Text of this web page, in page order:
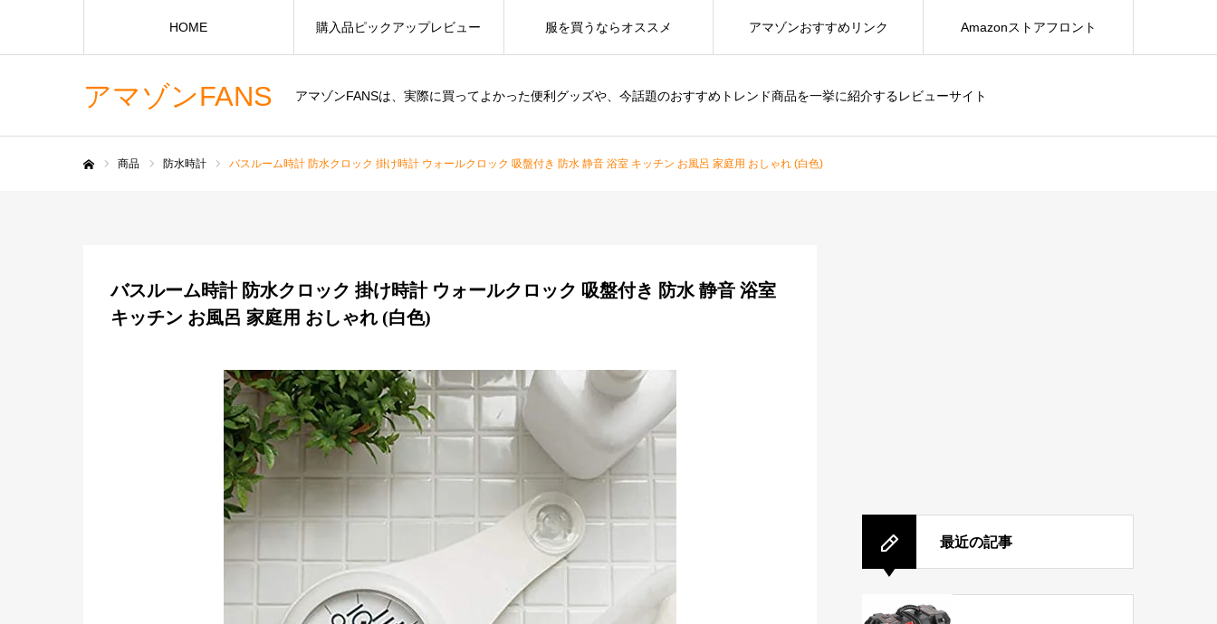
アマゾンFANS アマゾンFANSは、実際に買ってよかった便利グッズや、今話題のおすすめトレンド商品を一挙に紹介するレビューサイト
HOME 購入品ピックアップレビュー 服を買うならオススメ アマゾンおすすめリンク Amazonストアフロント
商品 防水時計 バスルーム時計 防水クロック 掛け時計 ウォールクロック 吸盤付き 防水 静音 浴室 キッチン お風呂 家庭用 おしゃれ (白色)
バスルーム時計 防水クロック 掛け時計 ウォールクロック 吸盤付き 防水 静音 浴室
キッチン お風呂 家庭用 おしゃれ (白色)
最近の記事